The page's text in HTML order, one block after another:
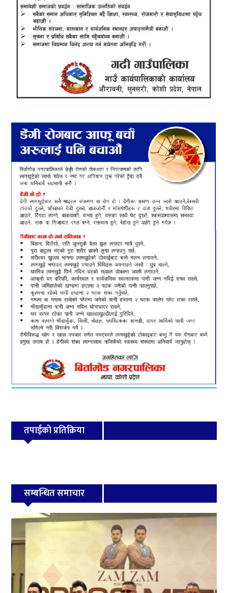
तपाईको प्रतिक्रिया
सम्बन्धित समाचार